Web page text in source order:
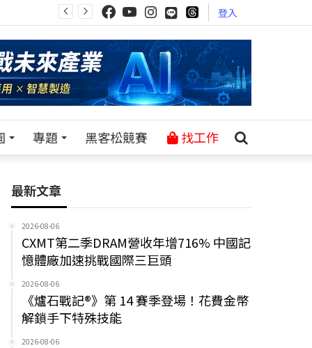
登入
專題 黑客松競賽 找工作
最新文章
2026-08-06
CXMT第二季DRAM營收年增716% 中國記
憶體廠加速挑戰國際三巨頭
2026-08-06
《爐石戰記®》第 14 賽季登場！花費金幣
解鎖手下特殊技能
2026-08-06